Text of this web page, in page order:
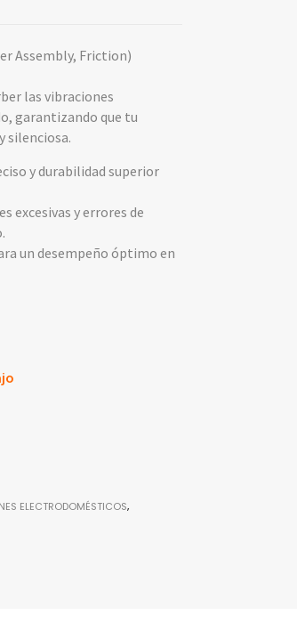
Assembly, Friction)
las vibraciones
garantizando que tu
silenciosa.
y durabilidad superior
excesivas y errores de
un desempeño óptimo en
ELECTRODOMÉSTICOS,